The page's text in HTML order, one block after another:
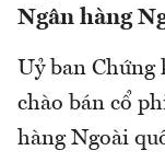
Ngân hàng
Uỷ ban Chứng
chào bán cổ
hàng Ngoài